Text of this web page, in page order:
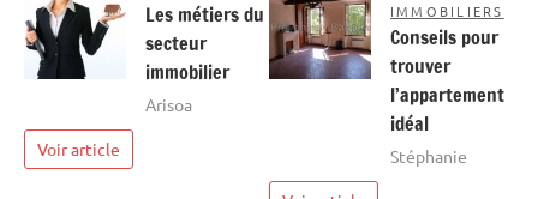
Les métiers du
secteur
immobilier
Arisoa
Voir article
IMMOBILIERS
Conseils pour
trouver
l’appartement
idéal
Stéphanie